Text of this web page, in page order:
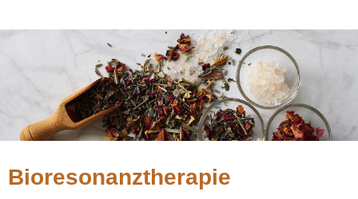
Bioresonanztherapie